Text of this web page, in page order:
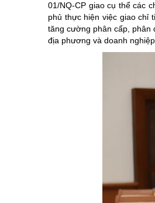
01/NQ-CP giao cụ thể các
phủ thực hiện việc giao chỉ
tăng cường phân cấp, phân
địa phương và doanh